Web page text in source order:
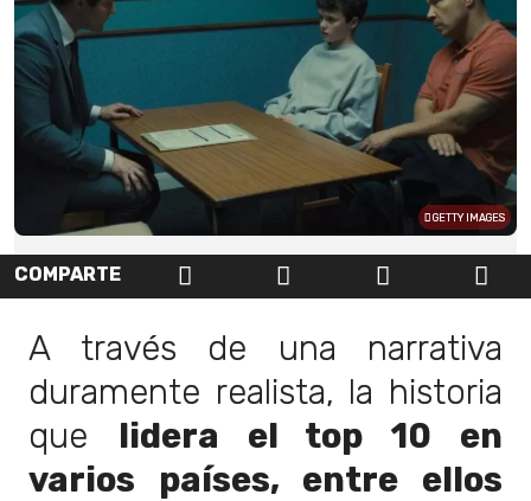
GETTY IMAGES
COMPARTE
A través de una narrativa
duramente realista, la historia
que lidera el top 10 en
varios países, entre ellos